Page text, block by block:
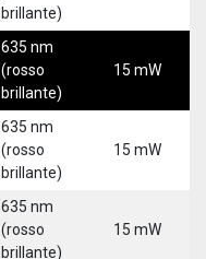
brillante)
635 nm
(rosso
brillante)
15 mW
635 nm
(rosso
brillante)
15 mW
635 nm
(rosso
brillante)
15 mW